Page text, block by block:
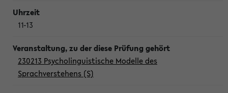
11-13
230213 Psycholinguistische Modelle des
Sprachverstehens (S)